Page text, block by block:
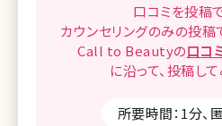
口コミを投稿
カウンセリングのみの投稿
Call to Beautyの口コ
に沿って、 投稿し
所要時間：1分、